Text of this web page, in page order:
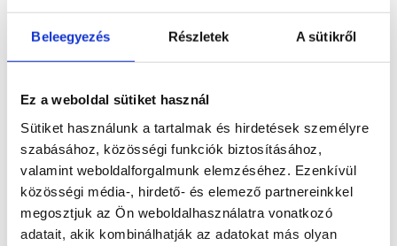
Beleegyezés Részletek A sütikről
Ez a weboldal sütiket használ
Sütiket használunk a tartalmak és hirdetések személyre
szabásához, közösségi funkciók biztosításához,
valamint weboldalforgalmunk elemzéséhez. Ezenkívül
közösségi média-, hirdető- és elemező partnereinkkel
megosztjuk az Ön weboldalhasználatra vonatkozó
adatait, akik kombinálhatják az adatokat más olyan
The soothing view to nature through the big windows is the
BATHROBES / SLIPPERS / HAIRDRYER
DIRECT TELEPHONE LINE
4 BEDS